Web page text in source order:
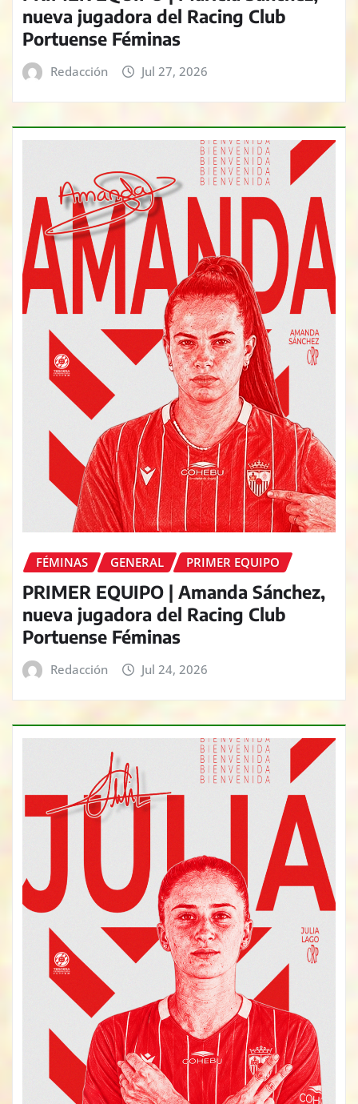
nueva jugadora del Racing Club
Portuense Féminas
Redacción Jul 27, 2026
FÉMINAS GENERAL PRIMER EQUIPO
PRIMER EQUIPO | Amanda Sánchez,
nueva jugadora del Racing Club
Portuense Féminas
Redacción Jul 24, 2026